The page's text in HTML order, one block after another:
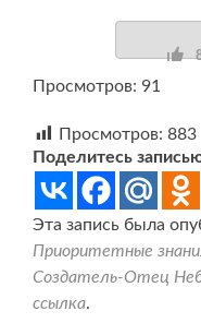
Просмотров: 91
Просмотров: 883
Поделитесь
Эта запись была
Приоритетные
Создатель-Отец
ссылка.